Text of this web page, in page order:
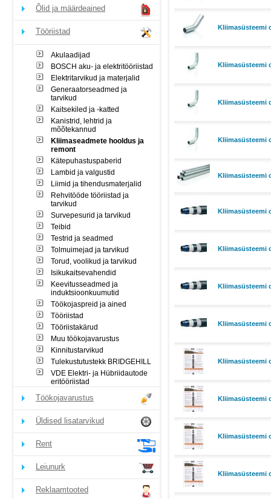
Õlid ja määrdeained
Tööriistad
Akulaadijad
BOSCH aku- ja elektritööriistad
Elektritarvikud ja materjalid
Generaatorseadmed ja
tarvikud
Kaitsekiled ja -katted
Kanistrid, lehtrid ja
mõõtekannud
Kliimaseadmete hooldus ja
remont
Kätepuhastuspaberid
Lambid ja valgustid
Liimid ja tihendusmaterjalid
Rehvitööde tööriistad ja
tarvikud
Survepesurid ja tarvikud
Teibid
Testrid ja seadmed
Tolmuimejad ja tarvikud
Torud, voolikud ja tarvikud
Isikukaitsevahendid
Keevitusseadmed ja
induktsioonkuumutid
Töökojaspreid ja ained
Tööriistad
Tööriistakärud
Muu töökojavarustus
Kinnitustarvikud
Tulekustutustekk BRIDGEHILL
VDE Elektri- ja Hübriidautode
eritööriistad
Töökojavarustus
Üldised lisatarvikud
Rent
Leiunurk
Reklaamtooted
Kliimasüsteemi
Kliimasüsteemi
Kliimasüsteemi
Kliimasüsteemi
Kliimasüsteemi
Kliimasüsteemi
Kliimasüsteemi
Kliimasüsteemi
Kliimasüsteemi
Kliimasüsteemi
Kliimasüsteemi
Kliimasüsteemi
Kliimasüsteemi